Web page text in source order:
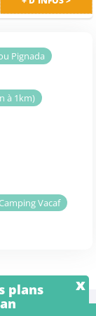
plans
x
Pignada
à 1km)
Camping Vacaf